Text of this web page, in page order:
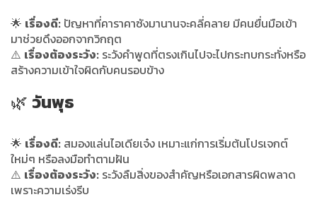
🌟 เรื่องดี: ปัญหาที่คาราคาซังมานานจะคลี่คลาย มีคนยื่นมือเข้า
มาช่วยดึงออกจากวิกฤต
⚠️ เรื่องต้องระวัง: ระวังคำพูดที่ตรงเกินไปจะไปกระทบกระทั่งหรือ
สร้างความเข้าใจผิดกับคนรอบข้าง
🌿 วันพุธ
🌟 เรื่องดี: สมองแล่นไอเดียเจ๋ง เหมาะแก่การเริ่มต้นโปรเจกต์
ใหม่ๆ หรือลงมือทำตามฝัน
⚠️ เรื่องต้องระวัง: ระวังลืมสิ่งของสำคัญหรือเอกสารผิดพลาด
เพราะความเร่งรีบ